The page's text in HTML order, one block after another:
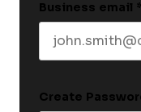
Business email *
Create